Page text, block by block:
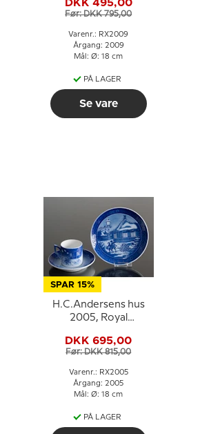
Juleplatte
DKK 495,00
Før: DKK 795,00
Varenr.: RX2009
Årgang: 2009
Mål: Ø: 18 cm
PÅ LAGER
Se vare
SPAR 15%
H.C.Andersens hus
2005, Royal
Juleplatte
DKK 695,00
Før: DKK 815,00
Varenr.: RX2005
Årgang: 2005
Mål: Ø: 18 cm
PÅ LAGER